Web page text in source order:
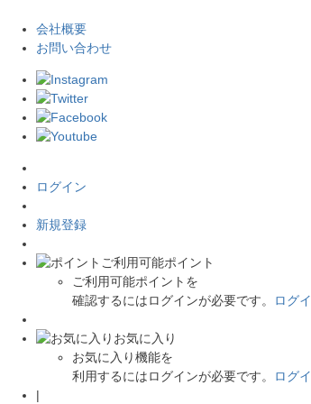
会社概要
お問い合わせ
ログイン
新規登録
ご利用可能ポイント
ご利用可能ポイントを
確認するにはログインが必要です。
ログ
お気に入り
お気に入り機能を
利用するにはログインが必要です。
ログ
|